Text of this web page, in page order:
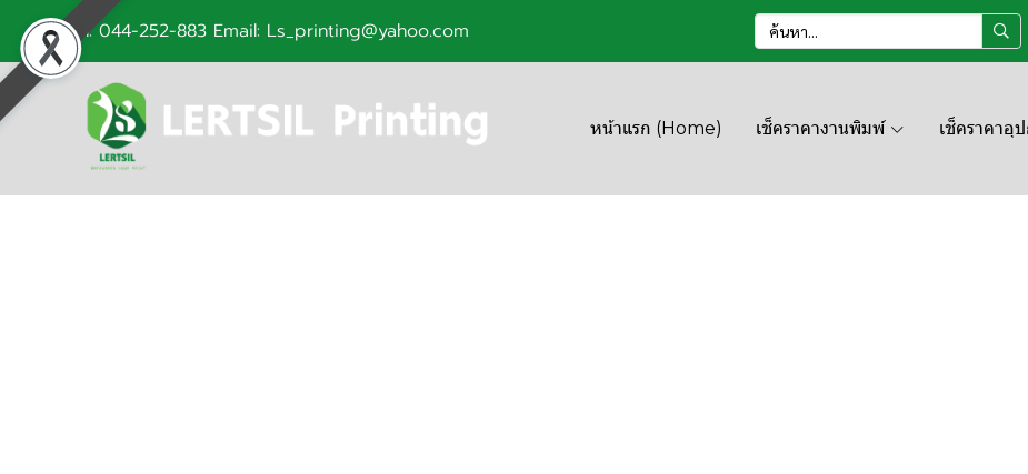
Tel: 044-252-883 Email: Ls_printing@yahoo.com
หน้าแรก (Home) เช็คราคางานพิมพ์ เช็คราคาอุ